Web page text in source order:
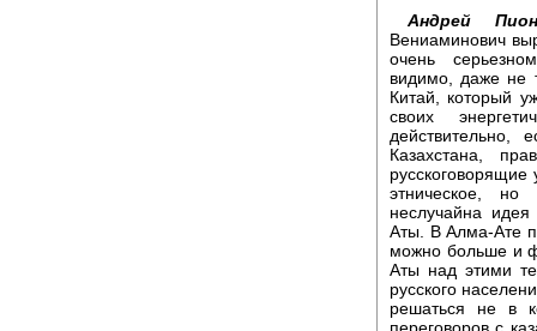
Андрей
Вениаминович
очень
видимо, даже не
Китай, который
своих
Казахстана,
этническое,
неслучайна
Аты. В Алма-Ате
можно больше и
Аты над этими
русского
решаться не в
переговоров с